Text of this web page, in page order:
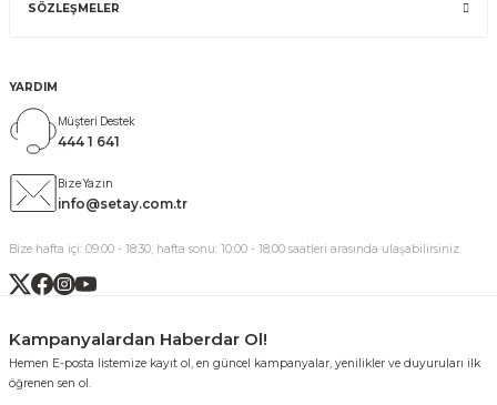
SÖZLEŞMELER
YARDIM
Müşteri Destek
444 1 641
Bize Yazın
info@setay.com.tr
Bize hafta içi: 09:00 - 18:30, hafta sonu: 10:00 - 18:00 saatleri arasında ulaşabilirsiniz.
Kampanyalardan Haberdar Ol!
Hemen E-posta listemize kayıt ol, en güncel kampanyalar, yenilikler ve duyuruları ilk
öğrenen sen ol.